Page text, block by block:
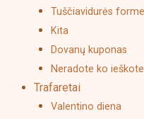
Tuščiavidurės
Kita
Dovanų kuponas
Neradote ko
Trafaretai
Valentino diena